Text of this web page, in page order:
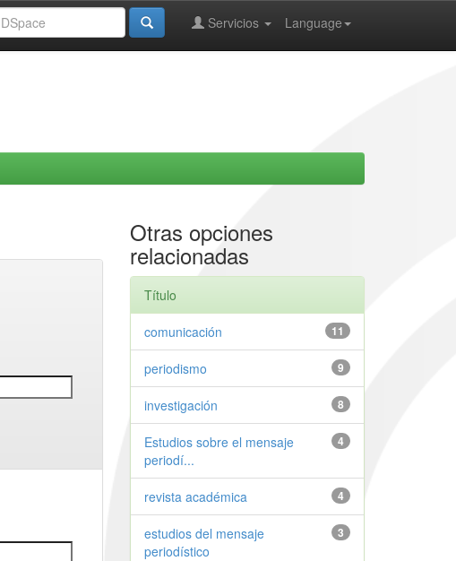
Language
Servicios
Otras opciones
relacionadas
Título
11
comunicación
9
periodismo
8
investigación
4
Estudios sobre el mensaje
periodí...
4
revista académica
3
estudios del mensaje
periodístico